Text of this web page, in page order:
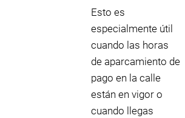
Esto es
especialmente útil
cuando las horas
de aparcamiento de
pago en la calle
están en vigor o
cuando llegas